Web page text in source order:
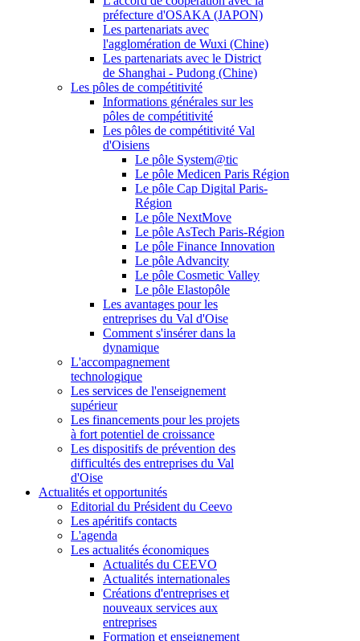
préfecture d'OSAKA (JAPON)
Les partenariats avec
l'agglomération de Wuxi (Chine)
Les partenariats avec le District
de Shanghai - Pudong (Chine)
Les pôles de compétitivité
Informations générales sur les
pôles de compétitivité
Les pôles de compétitivité Val
d'Oisiens
Le pôle System@tic
Le pôle Medicen Paris Région
Le pôle Cap Digital Paris-
Région
Le pôle NextMove
Le pôle AsTech Paris-Région
Le pôle Finance Innovation
Le pôle Advancity
Le pôle Cosmetic Valley
Le pôle Elastopôle
Les avantages pour les
entreprises du Val d'Oise
Comment s'insérer dans la
dynamique
L'accompagnement
technologique
Les services de l'enseignement
supérieur
Les financements pour les projets
à fort potentiel de croissance
Les dispositifs de prévention des
difficultés des entreprises du Val
d'Oise
Actualités et opportunités
Editorial du Président du Ceevo
Les apéritifs contacts
L'agenda
Les actualités économiques
Actualités du CEEVO
Actualités internationales
Créations d'entreprises et
nouveaux services aux
entreprises
Formation et enseignement